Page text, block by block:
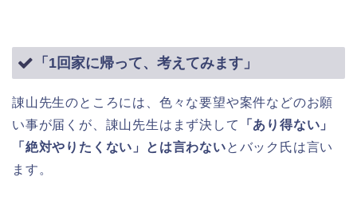
「1回家に帰って、考えてみます」
諌山先生のところには、色々な要望や案件などのお願
い事が届くが、諌山先生はまず決して
「あり得ない」
「絶対やりたくない」とは言わないとバック氏は言い
ます。